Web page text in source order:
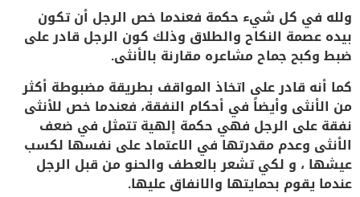
ولله في كل شيء حكمة فعندما خص الرجل أن تكون
بيده عصمة النكاح والطلاق وذلك كون الرجل قادر على
ضبط وكبح جماح مشاعره مقارنة بالأنثى.
كما أنه قادر على اتخاذ المواقف بطريقة مضبوطة أكثر
من الأنثى وأيضاً في أحكام النفقة، فعندما خص للأنثى
نفقة على الرجل فهي حكمة إلهية تتمثل في ضعف
الأنثى وعدم مقدرتها في الاعتماد على نفسها لكسب
عيشها ، و لكي تشعر بالعطف والحنو من قبل الرجل
عندما يقوم بحمايتها والانفاق عليها.